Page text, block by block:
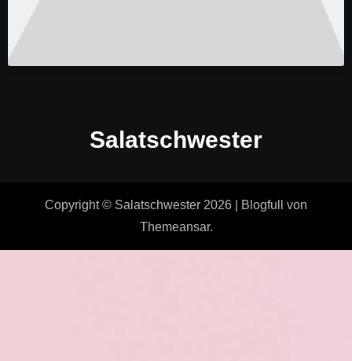
Salatschwester
Copyright © Salatschwester 2026 Blogfull
von
Themeansar.